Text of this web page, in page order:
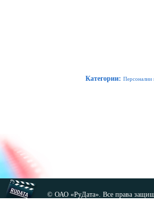
Категории: Персоналии
© ОАО «РуДата». Все права